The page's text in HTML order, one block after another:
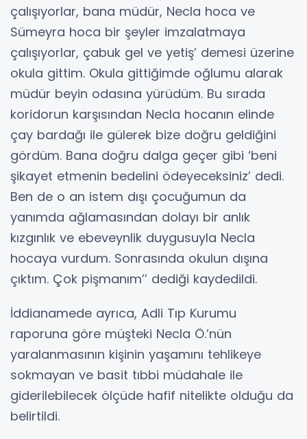
çalışıyorlar, bana müdür, Necla hoca ve
Sümeyra hoca bir şeyler imzalatmaya
çalışıyorlar, çabuk gel ve yetiş’ demesi üzerine
okula gittim. Okula gittiğimde oğlumu alarak
müdür beyin odasına yürüdüm. Bu sırada
koridorun karşısından Necla hocanın elinde
çay bardağı ile gülerek bize doğru geldiğini
gördüm. Bana doğru dalga geçer gibi ‘beni
şikayet etmenin bedelini ödeyeceksiniz’ dedi.
Ben de o an istem dışı çocuğumun da
yanımda ağlamasından dolayı bir anlık
kızgınlık ve ebeveynlik duygusuyla Necla
hocaya vurdum. Sonrasında okulun dışına
çıktım. Çok pişmanım’’ dediği kaydedildi.
İddianamede ayrıca, Adli Tıp Kurumu
raporuna göre müşteki Necla Ö.’nün
yaralanmasının kişinin yaşamını tehlikeye
sokmayan ve basit tıbbi müdahale ile
giderilebilecek ölçüde hafif nitelikte olduğu da
belirtildi.